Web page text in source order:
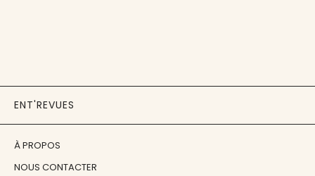
ENT'REVUES
À PROPOS
NOUS CONTACTER